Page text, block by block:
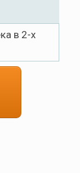
в 2-х